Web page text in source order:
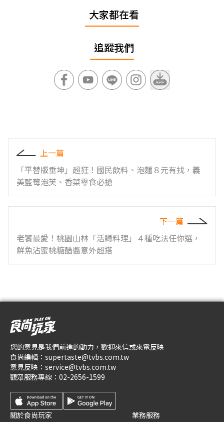
大家都在看
追蹤我們
上一篇
「平替版垂坤」超狂！國民飲料、泡麵８元有找，義
美藍莓泡芙、香菜零食必搶
下一篇
老饕最愛！桃園山林「活鱒料理」４種吃法任你選，
鮮魚沾蜜桃糖醋醬意外超搭
您的意見是我們前進的動力，歡迎來信或來電反映
食尚編輯： supertaste@tvbs.com.tw
意見反映： service@tvbs.com.tw
觀眾服務專線： 02-2656-1599
關於食尚玩家 業務服務